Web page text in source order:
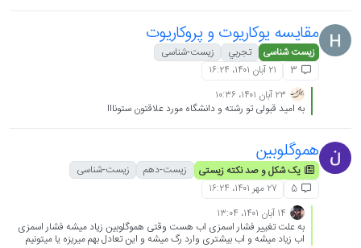
مقایسه یوکاریوت و پروکاریوت
زیست شناسی تجربي
زیست-شناسی
3
۲۱ آبان ۱۴۰۱،‏ ۱۶:۲۴
۲۳ آبان ۱۴۰۱،‏ ۱۰:۳۶
به امید قبولی تو رشته و دانشگاه مورد علاقتون ستونااا
هموگلوبین
یک شکل و صد نکته زیستی زیست-دهم
زیست-شناسی
5
۲۷ مهر ۱۴۰۱،‏ ۱۶:۲۴
۱۴ آبان ۱۴۰۱،‏ ۱۳:۰۴
به علت تغییر فشار اسمزی اب هست وقتی هموگلوبین زیاد میشه فشار اسمزی
اب زیاد میشه و اب بیشتری وارد رگ میشه و این تعادل بهم میریزه یا میتونیم